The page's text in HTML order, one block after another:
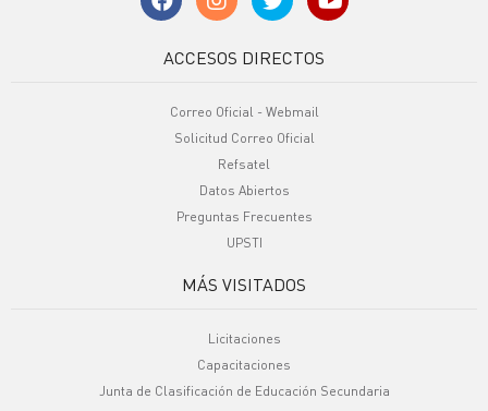
ACCESOS DIRECTOS
Correo Oficial - Webmail
Solicitud Correo Oficial
Refsatel
Datos Abiertos
Preguntas Frecuentes
UPSTI
MÁS VISITADOS
Licitaciones
Capacitaciones
Junta de Clasificación de Educación Secundaria